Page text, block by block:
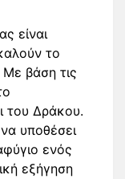
είναι
το
Με βάση τις
του Δράκου.
υποθέσει
ενός
εξήγηση